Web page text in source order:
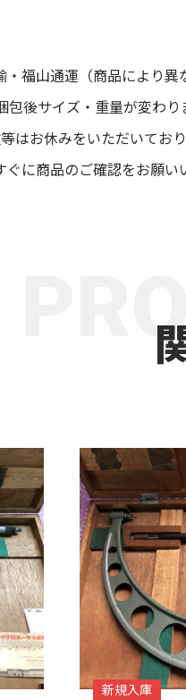
福山通運（商品により異
後サイズ・重量が変わり
はお休みをいただいており
に商品のご確認をお願
新規入庫